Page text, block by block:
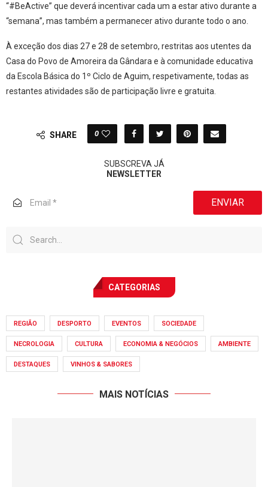
“#BeActive” que deverá incentivar cada um a estar ativo durante a
“semana”, mas também a permanecer ativo durante todo o ano.
À exceção dos dias 27 e 28 de setembro, restritas aos utentes da
Casa do Povo de Amoreira da Gândara e à comunidade educativa
da Escola Básica do 1º Ciclo de Aguim, respetivamente, todas as
restantes atividades são de participação livre e gratuita.
SHARE 0
SUBSCREVA JÁ
NEWSLETTER
ENVIAR
CATEGORIAS
REGIÃO DESPORTO EVENTOS SOCIEDADE
NECROLOGIA CULTURA ECONOMIA & NEGÓCIOS AMBIENTE
DESTAQUES VINHOS & SABORES
MAIS NOTÍCIAS